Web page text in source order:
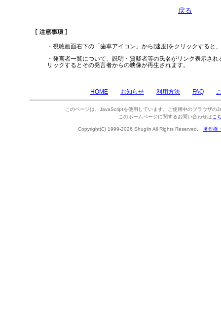
戻る
・視聴画面右下の「歯車アイコン」から[速度]をクリックすると
・発言者一覧について、説明・質疑者等の氏名がリンク表示さ
リックするとその発言者からの映像が再生されます。
HOME お知らせ 利用方法 FAQ
このページは、JavaScriptを使用しています。ご使用中のブラウザの
このホームページに関するお問い合わせは こ
Copyright(C) 1999-2026 Shugiin All Rights Reserved. 著作権